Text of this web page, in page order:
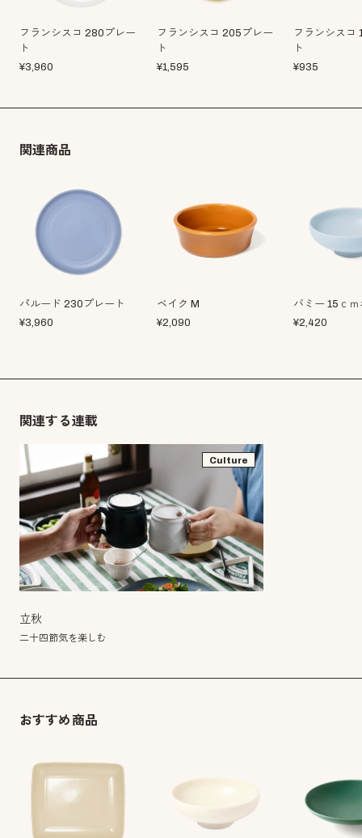
フランシスコ 280プレー
ト
¥3,960
フランシスコ 205プレー
ト
¥1,595
フランシスコ
ト
¥935
関連商品
パルード 230プレート
¥3,960
ベイク M
¥2,090
バミー 15ｃ
¥2,420
関連する連載
Culture
立秋
二十四節気を楽しむ
おすすめ商品